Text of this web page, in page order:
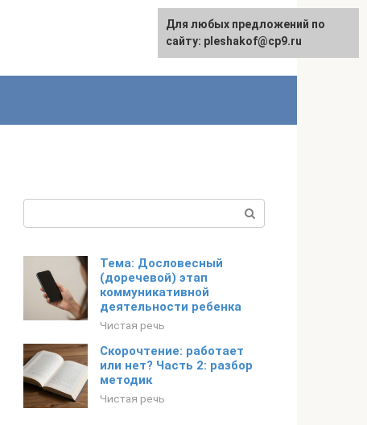
Тема: Дословесный
(доречевой) этап
коммуникативной
деятельности ребенка
Чистая речь
Скорочтение: работает
или нет? Часть 2: разбор
методик
Чистая речь
Для любых предложений по
сайту: pleshakof@cp9.ru